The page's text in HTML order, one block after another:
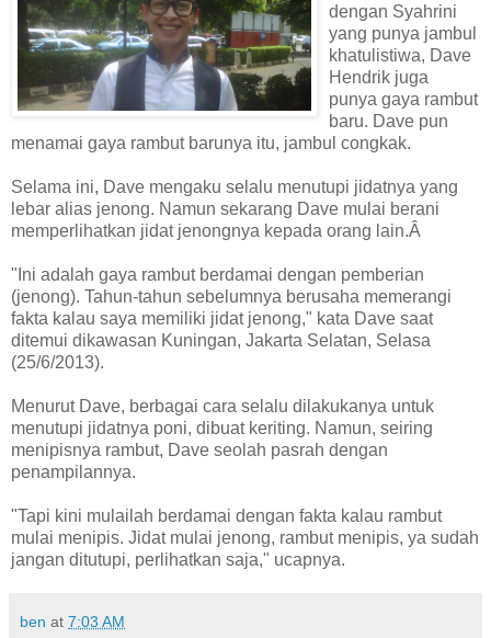
dengan Syahrini
yang punya jambul
khatulistiwa, Dave
Hendrik juga
punya gaya rambut
baru. Dave pun
menamai gaya rambut barunya itu, jambul congkak.
Selama ini, Dave mengaku selalu menutupi jidatnya yang
lebar alias jenong. Namun sekarang Dave mulai berani
memperlihatkan jidat jenongnya kepada orang lain.Â
"Ini adalah gaya rambut berdamai dengan pemberian
(jenong). Tahun-tahun sebelumnya berusaha memerangi
fakta kalau saya memiliki jidat jenong," kata Dave saat
ditemui dikawasan Kuningan, Jakarta Selatan, Selasa
(25/6/2013).
Menurut Dave, berbagai cara selalu dilakukanya untuk
menutupi jidatnya poni, dibuat keriting. Namun, seiring
menipisnya rambut, Dave seolah pasrah dengan
penampilannya.
"Tapi kini mulailah berdamai dengan fakta kalau rambut
mulai menipis. Jidat mulai jenong, rambut menipis, ya sudah
jangan ditutupi, perlihatkan saja," ucapnya.
ben at 7:03 AM